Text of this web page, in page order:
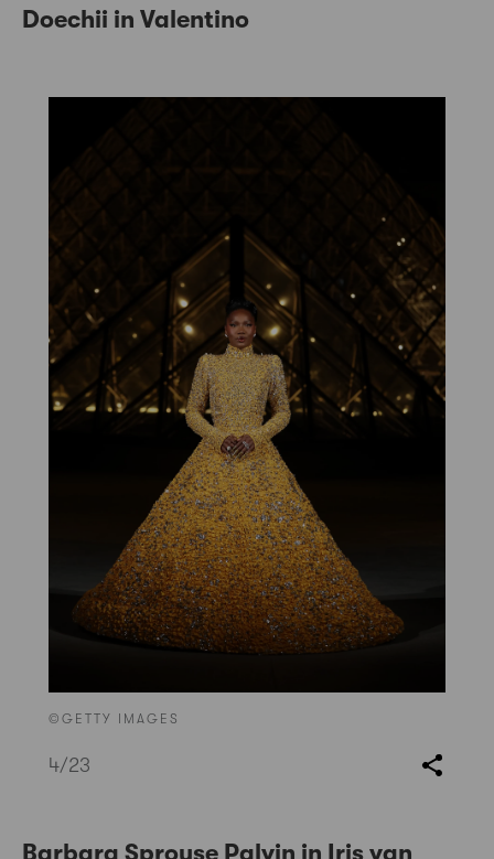
Doechii in Valentino
©GETTY IMAGES
4/23
Barbara Sprouse Palvin in Iris van